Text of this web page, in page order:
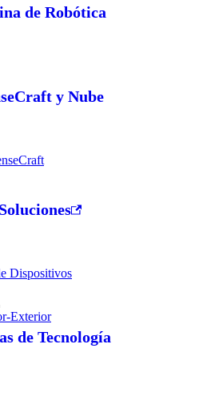
de Robótica
y Nube
Soluciones
Dispositivos
Exterior
de Tecnología